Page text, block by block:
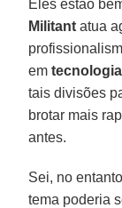
Eles estão
Militant atua
emtecnologia
tais divisões
brotar mais
antes.
Sei, no
tema poderia